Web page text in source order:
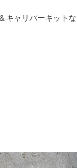
ャリパーキット